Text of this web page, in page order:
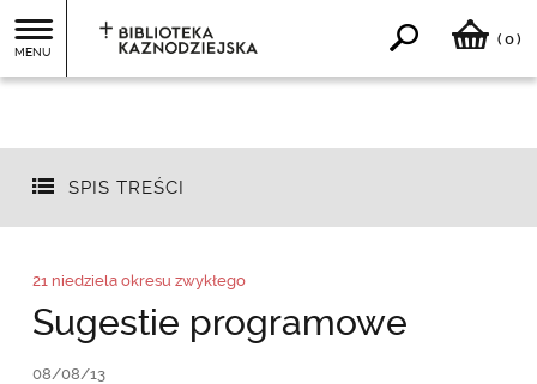
MENU
( 0)
SPIS TREŚCI
21 niedziela okresu zwykłego
Sugestie programowe
08/08/13